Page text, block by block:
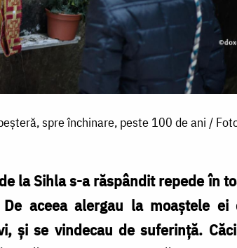
spre închinare, peste 100 de ani /
la Sihla s-a răspândit repede în
aceea alergau la moaştele
şi se vindecau de suferinţă.